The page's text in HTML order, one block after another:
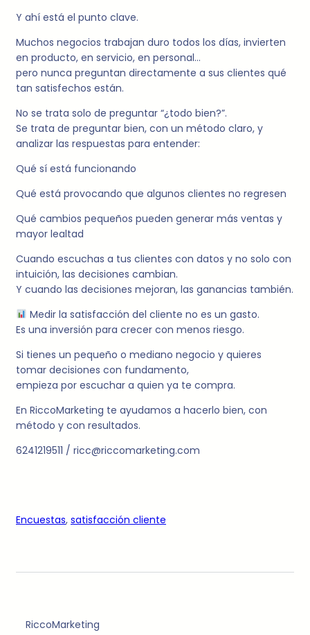
Y ahí está el punto clave.
Muchos negocios trabajan duro todos los días, invierten
en producto, en servicio, en personal…
pero nunca preguntan directamente a sus clientes qué
tan satisfechos están.
No se trata solo de preguntar “¿todo bien?”.
Se trata de preguntar bien, con un método claro, y
analizar las respuestas para entender:
Qué sí está funcionando
Qué está provocando que algunos clientes no regresen
Qué cambios pequeños pueden generar más ventas y
mayor lealtad
Cuando escuchas a tus clientes con datos y no solo con
intuición, las decisiones cambian.
Y cuando las decisiones mejoran, las ganancias también.
Medir la satisfacción del cliente no es un gasto.
Es una inversión para crecer con menos riesgo.
Si tienes un pequeño o mediano negocio y quieres
tomar decisiones con fundamento,
empieza por escuchar a quien ya te compra.
En RiccoMarketing te ayudamos a hacerlo bien, con
método y con resultados.
6241219511 / ricc@riccomarketing.com
Encuestas, satisfacción cliente
RiccoMarketing